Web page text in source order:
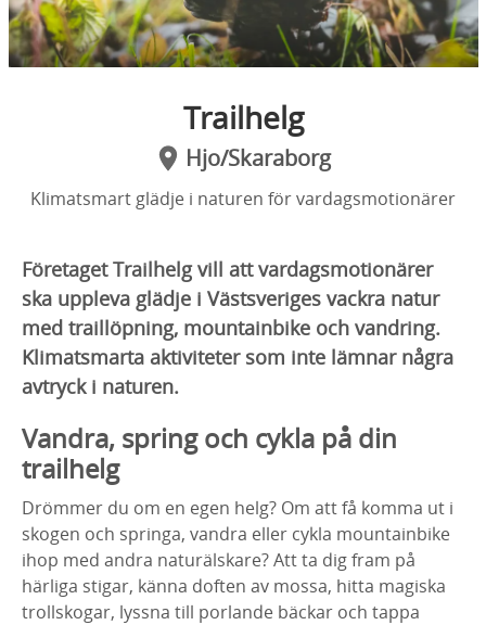
Trailhelg
Hjo/Skaraborg
Klimatsmart glädje i naturen för vardagsmotionärer
Företaget Trailhelg vill att vardagsmotionärer
ska uppleva glädje i Västsveriges vackra natur
med traillöpning, mountainbike och vandring.
Klimatsmarta aktiviteter som inte lämnar några
avtryck i naturen.
Vandra, spring och cykla på din
trailhelg
Drömmer du om en egen helg? Om att få komma ut i
skogen och springa, vandra eller cykla mountainbike
ihop med andra naturälskare? Att ta dig fram på
härliga stigar, känna doften av mossa, hitta magiska
trollskogar, lyssna till porlande bäckar och tappa